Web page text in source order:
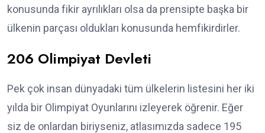
konusunda fikir ayrılıkları olsa da prensipte başka bir
ülkenin parçası oldukları konusunda hemfikirdirler.
206 Olimpiyat Devleti
Pek çok insan dünyadaki tüm ülkelerin listesini her iki
yılda bir Olimpiyat Oyunlarını izleyerek öğrenir. Eğer
siz de onlardan biriyseniz, atlasımızda sadece 195